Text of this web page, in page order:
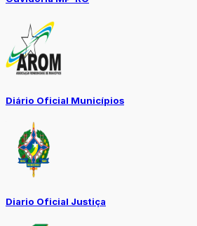
Diário Oficial Municípios
Diario Oficial Justiça